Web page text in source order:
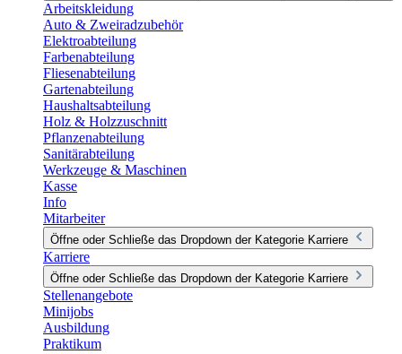
Arbeitskleidung
Auto & Zweiradzubehör
Elektroabteilung
Farbenabteilung
Fliesenabteilung
Gartenabteilung
Haushaltsabteilung
Holz & Holzzuschnitt
Pflanzenabteilung
Sanitärabteilung
Werkzeuge & Maschinen
Kasse
Info
Mitarbeiter
Öffne oder Schließe das Dropdown der Kategorie Karriere
Karriere
Öffne oder Schließe das Dropdown der Kategorie Karriere
Stellenangebote
Minijobs
Ausbildung
Praktikum